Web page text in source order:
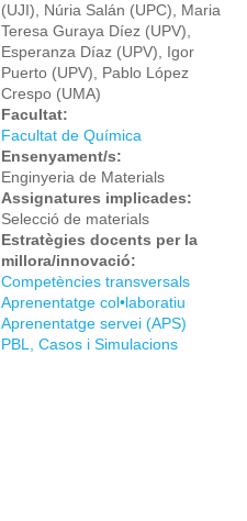
(UJI), Núria Salán (UPC), Maria
Teresa Guraya Díez (UPV),
Esperanza Díaz (UPV), Igor
Puerto (UPV), Pablo López
Crespo (UMA)
Facultat:
Facultat de Química
Ensenyament/s:
Enginyeria de Materials
Assignatures implicades:
Selecció de materials
Estratègies docents per la
millora/innovació:
Competències transversals
Aprenentatge col•laboratiu
Aprenentatge servei (APS)
PBL, Casos i Simulacions